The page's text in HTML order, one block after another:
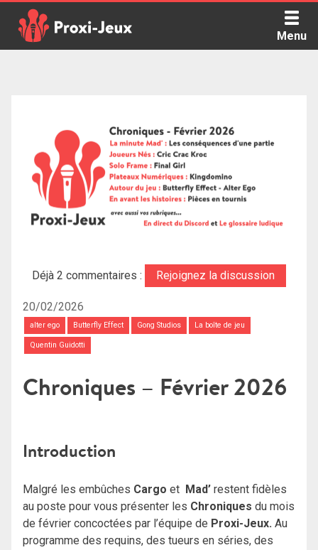
content
Menu
Déjà 2 commentaires : Rejoignez la discussion
20/02/2026
alter ego Butterfly Effect Gong Studios La boîte de jeu
Quentin Guidotti
Chroniques – Février 2026
Introduction
Malgré les embûches Cargo et Mad’ restent fidèles
au poste pour vous présenter les Chroniques du mois
de février concoctées par l’équipe de Proxi-Jeux. Au
programme des requins, des tueurs en séries, des